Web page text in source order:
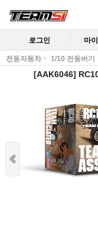
로그인 마
전동자동차 1/10 전동버기
[AAK6046]